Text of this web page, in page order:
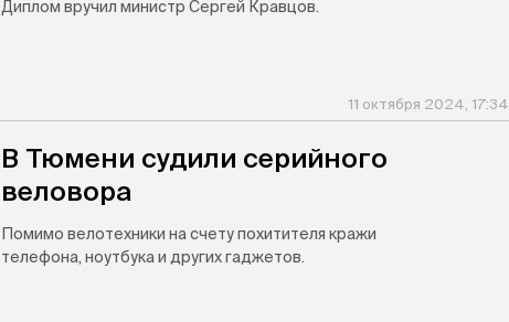
Диплом вручил министр Сергей Кравцов.
11 октября 2024, 17:34
В Тюмени судили серийного
веловора
Помимо велотехники на счету похитителя кражи
телефона, ноутбука и других гаджетов.